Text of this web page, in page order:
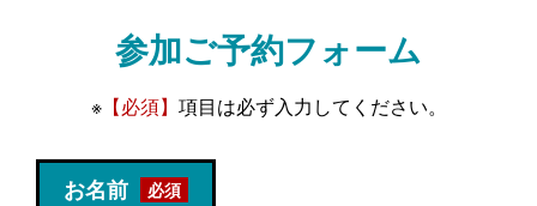
参加ご予約フォーム
※【必須】 項目は必ず入力してください。
お名前